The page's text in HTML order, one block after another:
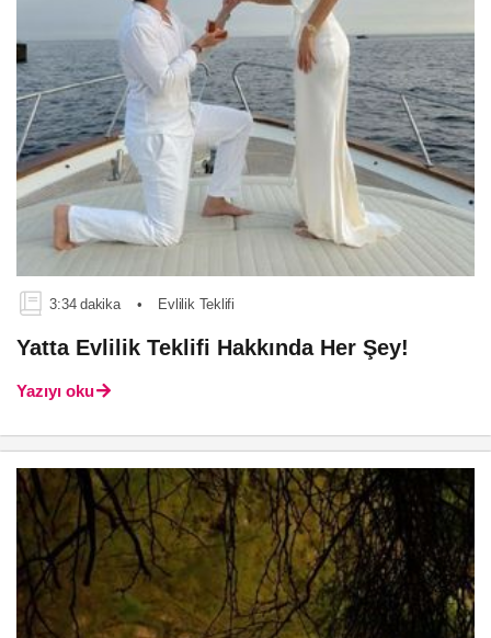
3:34 dakika • Evlilik Teklifi
Yatta Evlilik Teklifi Hakkında Her Şey!
Yazıyı oku